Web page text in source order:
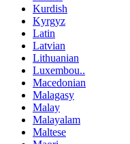
Kurdish
Kyrgyz
Latin
Latvian
Lithuanian
Luxembou..
Macedonian
Malagasy
Malay
Malayalam
Maltese